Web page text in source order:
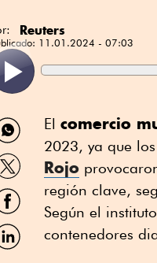
Reuters
11.01.2024 - 07:03
El comercio
2023, ya que los
Rojo
región clave,
Según el instituto
contenedores